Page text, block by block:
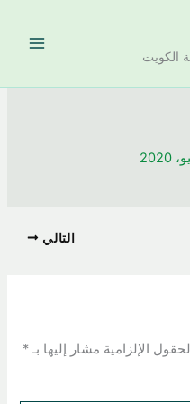
الكويت
التالي
الإلزامية مشار إليها بـ *